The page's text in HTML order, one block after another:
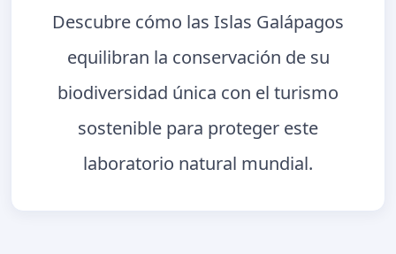
Descubre cómo las Islas Galápagos
equilibran la conservación de su
biodiversidad única con el turismo
sostenible para proteger este
laboratorio natural mundial.